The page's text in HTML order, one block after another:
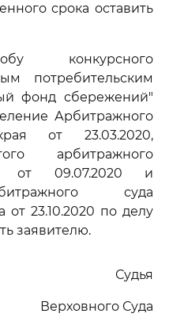
срока оставить
конкурсного
потребительским
фонд сбережений"
Арбитражного
от 23.03.2020,
арбитражного
от 09.07.2020 и
суда
от 23.10.2020 по делу
заявителю.
Судья
Верховного Суда